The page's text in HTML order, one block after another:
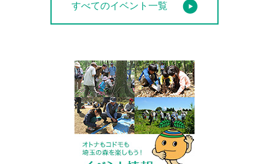
すべてのイベント一覧